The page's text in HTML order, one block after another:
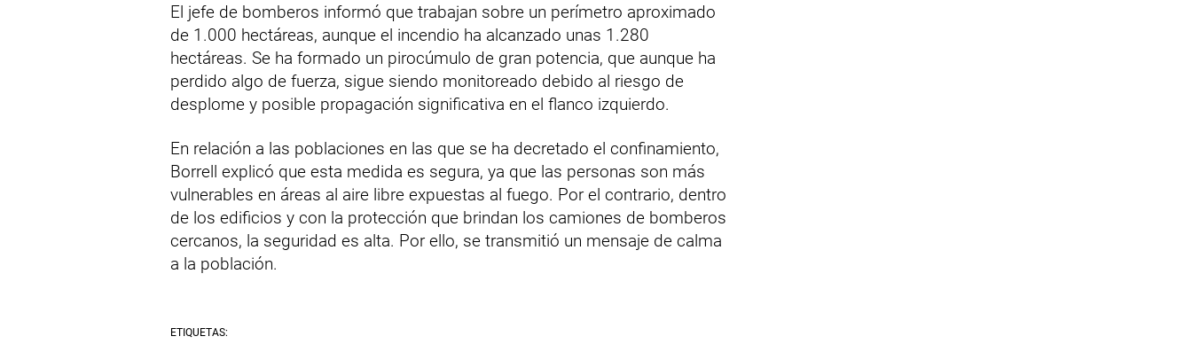
El jefe de bomberos informó que trabajan sobre un perímetro aproximado
de 1.000 hectáreas, aunque el incendio ha alcanzado unas 1.280
hectáreas. Se ha formado un pirocúmulo de gran potencia, que aunque ha
perdido algo de fuerza, sigue siendo monitoreado debido al riesgo de
desplome y posible propagación significativa en el flanco izquierdo.
En relación a las poblaciones en las que se ha decretado el confinamiento,
Borrell explicó que esta medida es segura, ya que las personas son más
vulnerables en áreas al aire libre expuestas al fuego. Por el contrario, dentro
de los edificios y con la protección que brindan los camiones de bomberos
cercanos, la seguridad es alta. Por ello, se transmitió un mensaje de calma
a la población.
ETIQUETAS: